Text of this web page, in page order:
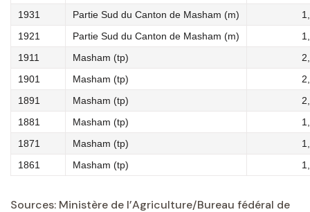
1931
Partie Sud du Canton de Masham (m)
1921
Partie Sud du Canton de Masham (m)
1911
Masham (tp)
1901
Masham (tp)
1891
Masham (tp)
1881
Masham (tp)
1871
Masham (tp)
1861
Masham (tp)
Sources: Ministère de l’Agriculture/Bureau fédéral de